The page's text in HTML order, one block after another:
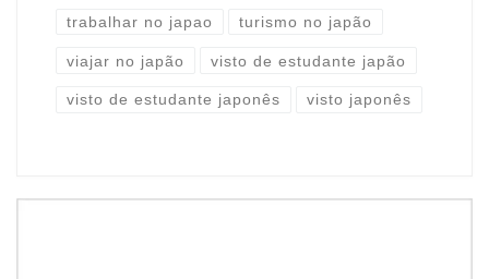
trabalhar no japao turismo no japão
viajar no japão visto de estudante japão
visto de estudante japonês visto japonês